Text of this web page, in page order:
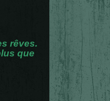
rêves.
que